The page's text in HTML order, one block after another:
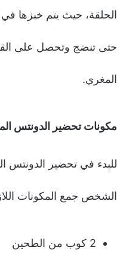
الحلقة، حيث يتم خبزها
حتى تنضج وتحصل على
المغري.
مكونات تحضير الدونتس
للبدء في تحضير الدونتس
الشخص جمع المكونات
2 كوب من الطحين